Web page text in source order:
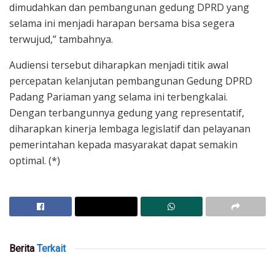
dimudahkan dan pembangunan gedung DPRD yang
selama ini menjadi harapan bersama bisa segera
terwujud,” tambahnya.
Audiensi tersebut diharapkan menjadi titik awal
percepatan kelanjutan pembangunan Gedung DPRD
Padang Pariaman yang selama ini terbengkalai.
Dengan terbangunnya gedung yang representatif,
diharapkan kinerja lembaga legislatif dan pelayanan
pemerintahan kepada masyarakat dapat semakin
optimal. (*)
Berita Terkait